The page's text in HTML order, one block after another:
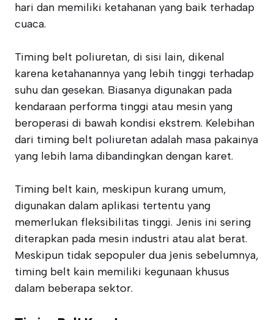
hari dan memiliki ketahanan yang baik terhadap
cuaca.
Timing belt poliuretan, di sisi lain, dikenal
karena ketahanannya yang lebih tinggi terhadap
suhu dan gesekan. Biasanya digunakan pada
kendaraan performa tinggi atau mesin yang
beroperasi di bawah kondisi ekstrem. Kelebihan
dari timing belt poliuretan adalah masa pakainya
yang lebih lama dibandingkan dengan karet.
Timing belt kain, meskipun kurang umum,
digunakan dalam aplikasi tertentu yang
memerlukan fleksibilitas tinggi. Jenis ini sering
diterapkan pada mesin industri atau alat berat.
Meskipun tidak sepopuler dua jenis sebelumnya,
timing belt kain memiliki kegunaan khusus
dalam beberapa sektor.